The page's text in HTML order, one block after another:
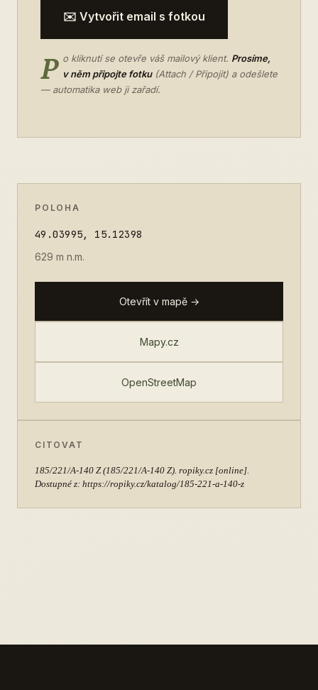
✉️ Vytvořit email s fotkou
P o kliknutí se otevře váš mailový klient. Prosíme,
v něm připojte fotku(Attach / Připojit) a odešlete
— automatika web ji zařadí.
POLOHA
49.03995, 15.12398
629 m n.m.
Otevřít v mapě →
Mapy.cz
OpenStreetMap
CITOVAT
185/221/A-140 Z(185/221/A-140 Z). ropiky.cz [online].
Dostupné z: https://ropiky.cz/katalog/185-221-a-140-z